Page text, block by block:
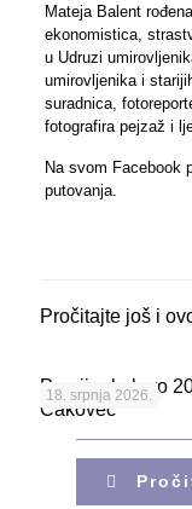
Mateja Balent
ekonomistica,
u Udruzi
umirovljenika i
suradnica,
fotografira pejzaž i
Na svom Facebook
putovanja.
Pročitajte još i
18. srpnja 2026.
Porcijunkolovo
Čakovec